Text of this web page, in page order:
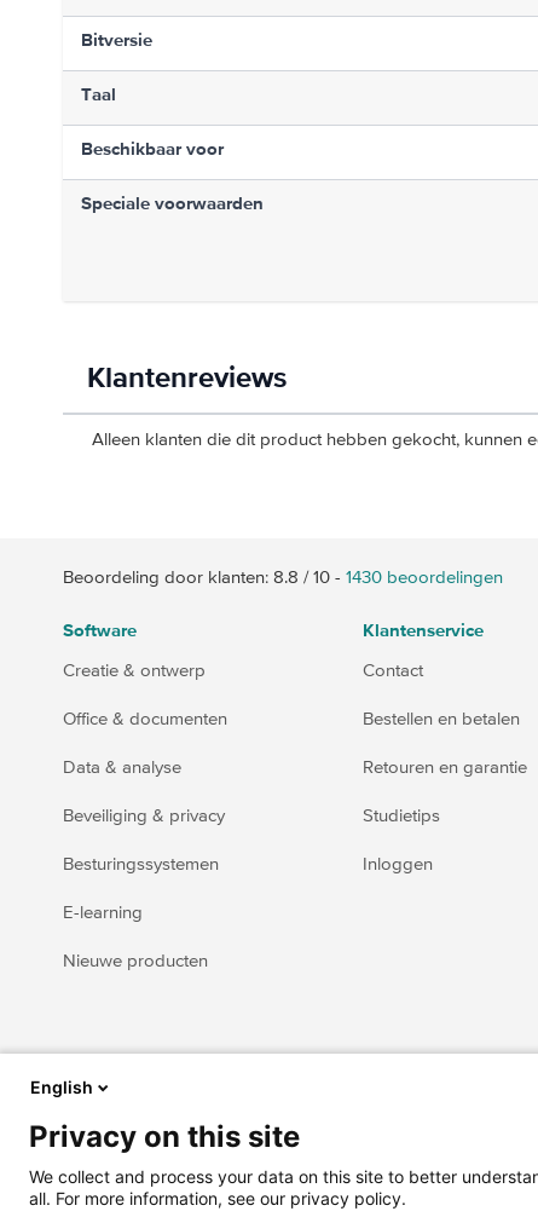
Bitversie
Taal
Beschikbaar voor
Speciale voorwaarden
Klantenreviews
Alleen klanten die dit product hebben gekocht, kunnen
Beoordeling door klanten: 8.8 /10 - 1430 beoordelingen
Software
Creatie & ontwerp
Office & documenten
Data & analyse
Beveiliging & privacy
Besturingssystemen
E-learning
Nieuwe producten
Klantenservice
Contact
Bestellen en betalen
Retouren en garantie
Studietips
Inloggen
© 2026 SURFspot - alle rechten voorbehouden
English
Privacy on this site
We collect and process your data on this site to better
all. For more information, see our privacy policy.